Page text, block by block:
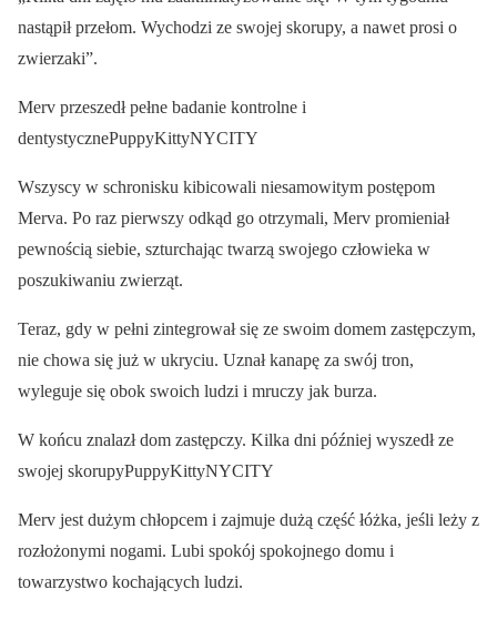
nastąpił przełom. Wychodzi ze swojej skorupy, a nawet prosi o
zwierzaki”.
Merv przeszedł pełne badanie kontrolne i
dentystycznePuppyKittyNYCITY
Wszyscy w schronisku kibicowali niesamowitym postępom
Merva. Po raz pierwszy odkąd go otrzymali, Merv promieniał
pewnością siebie, szturchając twarzą swojego człowieka w
poszukiwaniu zwierząt.
Teraz, gdy w pełni zintegrował się ze swoim domem zastępczym,
nie chowa się już w ukryciu. Uznał kanapę za swój tron,
wyleguje się obok swoich ludzi i mruczy jak burza.
W końcu znalazł dom zastępczy. Kilka dni później wyszedł ze
swojej skorupyPuppyKittyNYCITY
Merv jest dużym chłopcem i zajmuje dużą część łóżka, jeśli leży z
rozłożonymi nogami. Lubi spokój spokojnego domu i
towarzystwo kochających ludzi.